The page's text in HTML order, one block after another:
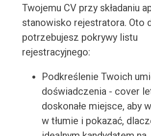
Twojemu CV przy składaniu
stanowisko rejestratora. Oto
potrzebujesz pokrywy listu
rejestracyjnego:
Podkreślenie Twoich
doświadczenia - cover
doskonałe miejsce, aby
w tłumie i pokazać,